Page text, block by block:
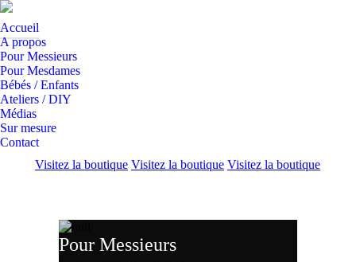
Accueil
A propos
Pour Messieurs
Pour Mesdames
Bébés / Enfants
Ateliers / DIY
Médias
Sur mesure
Contact
Visitez la boutique Visitez la boutique Visitez la boutique
Pour Messieurs